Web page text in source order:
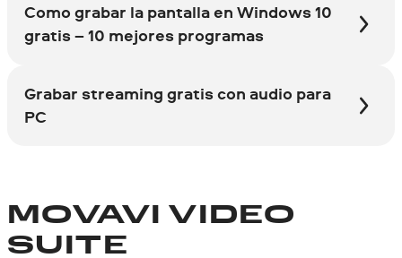
Como grabar la pantalla en Windows 10
gratis – 10 mejores programas
Grabar streaming gratis con audio para
PC
MOVAVI VIDEO
SUITE